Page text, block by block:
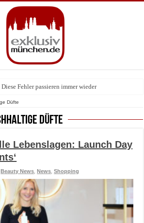
Fehler passieren immer wieder
Sternekoch Alexander Herrmann lädt krebskranke
Düfte
Düfte
Lebenslagen: Launch Day
Beauty News ,News ,Shopping